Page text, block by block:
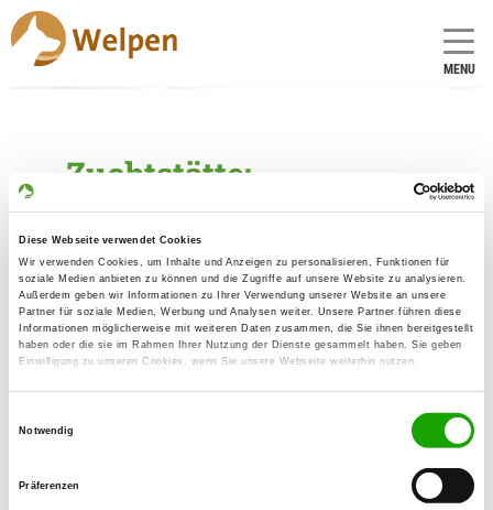
Diese Webseite verwendet Cookies
Wir verwenden Cookies, um Inhalte und Anzeigen zu personalisieren, Funktionen für
soziale Medien anbieten zu können und die Zugriffe auf unsere Website zu analysieren.
Außerdem geben wir Informationen zu Ihrer Verwendung unserer Website an unsere
Partner für soziale Medien, Werbung und Analysen weiter. Unsere Partner führen diese
Informationen möglicherweise mit weiteren Daten zusammen, die Sie ihnen bereitgestellt
haben oder die sie im Rahmen Ihrer Nutzung der Dienste gesammelt haben. Sie geben
Einwilligung zu unseren Cookies, wenn Sie unsere Webseite weiterhin nutzen.
Notwendig
Präferenzen
MENU
Zuchtstätte:
vom Haus Rabeneck
Gründungsdatum: 12.02.2013
Críador
Volker Rabeneck
Lipperoder Str. 7